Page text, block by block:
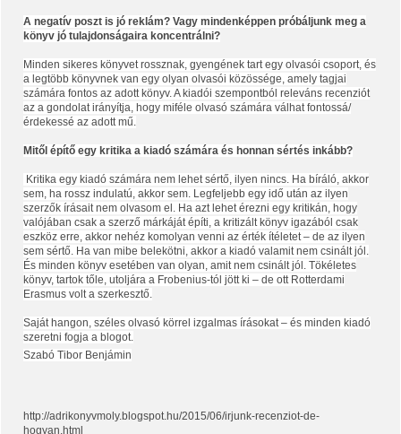
A negatív poszt is jó reklám? Vagy mindenképpen próbáljunk meg a
könyv jó tulajdonságaira koncentrálni?
Minden sikeres könyvet rossznak, gyengének tart egy olvasói csoport, és
a legtöbb könyvnek van egy olyan olvasói közössége, amely tagjai
számára fontos az adott könyv. A kiadói szempontból releváns recenziót
az a gondolat irányítja, hogy miféle olvasó számára válhat fontossá/
érdekessé az adott mű.
Mitől építő egy kritika a kiadó számára és honnan sértés inkább?
Kritika egy kiadó számára nem lehet sértő, ilyen nincs. Ha bíráló, akkor
sem, ha rossz indulatú, akkor sem. Legfeljebb egy idő után az ilyen
szerzők írásait nem olvasom el. Ha azt lehet érezni egy kritikán, hogy
valójában csak a szerző márkáját építi, a kritizált könyv igazából csak
eszköz erre, akkor nehéz komolyan venni az érték ítéletet – de az ilyen
sem sértő. Ha van mibe belekötni, akkor a kiadó valamit nem csinált jól.
És minden könyv esetében van olyan, amit nem csinált jól. Tökéletes
könyv, tartok tőle, utoljára a Frobenius-tól jött ki – de ott Rotterdami
Erasmus volt a szerkesztő.
Saját hangon, széles olvasó körrel izgalmas írásokat – és minden kiadó
szeretni fogja a blogot.
Szabó Tibor Benjámin
http://adrikonyvmoly.blogspot.hu/2015/06/irjunk-recenziot-de-
hogyan.html